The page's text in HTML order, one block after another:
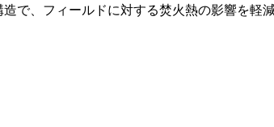
で、フィールドに対する焚火熱の影響を軽